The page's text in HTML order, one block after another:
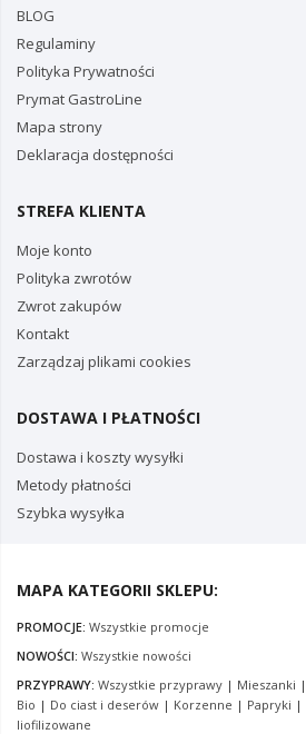
BLOG
Regulaminy
Polityka Prywatności
Prymat GastroLine
Mapa strony
Deklaracja dostępności
STREFA KLIENTA
Moje konto
Polityka zwrotów
Zwrot zakupów
Kontakt
Zarządzaj plikami cookies
DOSTAWA I PŁATNOŚCI
Dostawa i koszty wysyłki
Metody płatności
Szybka wysyłka
MAPA KATEGORII SKLEPU:
PROMOCJE: Wszystkie promocje
NOWOŚCI: Wszystkie nowości
PRZYPRAWY: Wszystkie przyprawy | Mieszanki |
Bio | Do ciast i deserów | Korzenne | Papryki |
liofilizowane